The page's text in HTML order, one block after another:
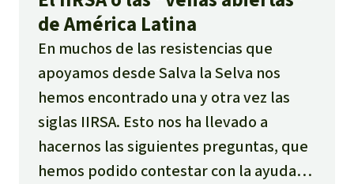
de América Latina
En muchos de las resistencias que
apoyamos desde Salva la Selva nos
hemos encontrado una y otra vez las
siglas IIRSA. Esto nos ha llevado a
hacernos las siguientes preguntas, que
hemos podido contestar con la ayuda